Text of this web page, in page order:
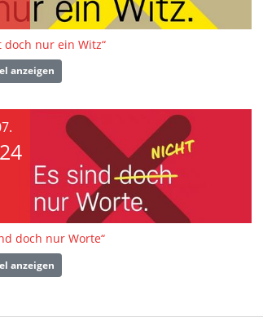
doch nur ein Witz“
anzeigen
doch nur Worte“
anzeigen